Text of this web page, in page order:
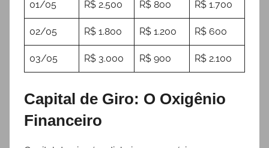
01/05 R$ 2.500 R$ 800 R$ 1.700
02/05 R$ 1.800 R$ 1.200 R$ 600
03/05 R$ 3.000 R$ 900 R$ 2.100
Capital de Giro: O Oxigênio
Financeiro